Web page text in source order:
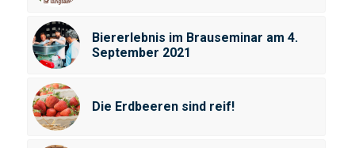
Biererlebnis im Brauseminar am 4.
September 2021
Die Erdbeeren sind reif!